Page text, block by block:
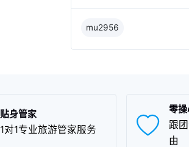
mu2956
贴身管家
1对1专业旅游管家服务
零操
跟
由